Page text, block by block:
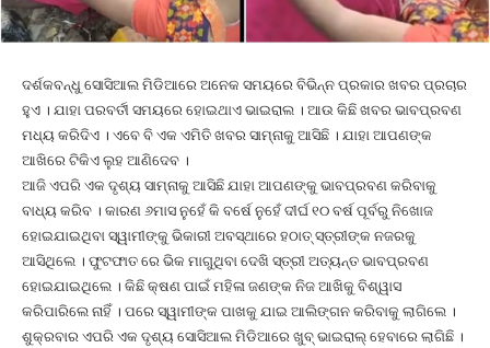
ଦର୍ଶକବନ୍ଧୁ ସୋସିଆଲ ମିଡିଆରେ ଅନେକ ସମୟରେ ବିଭିନ୍ନ ପ୍ରକାର ଖବର ପ୍ରଚାର
ହୁଏ । ଯାହା ପରବର୍ତୀ ସମୟରେ ହୋଇଥାଏ ଭାଇରାଲ । ଆଉ କିଛି ଖବର ଭାବପ୍ରବଣ
ମଧ୍ୟ କରିଦିଏ । ଏବେ ବି ଏକ ଏମିତି ଖବର ସାମ୍ନାକୁ ଆସିଛି । ଯାହା ଆପଣଙ୍କ
ଆଖିରେ ଟିକିଏ ଲୁହ ଆଣିଦେବ ।
ଆଜି ଏପରି ଏକ ଦୃଶ୍ୟ ସାମ୍ନାକୁ ଆସିଛି ଯାହା ଆପଣଙ୍କୁ ଭାବପ୍ରବଣ କରିବାକୁ
ବାଧ୍ୟ କରିବ । କାରଣ ୬ମାସ ନୁହେଁ କି ବର୍ଷେ ନୁହେଁ ଦୀର୍ଘ ୧୦ ବର୍ଷ ପୂର୍ବରୁ ନିଖୋଜ
ହୋଇଯାଇଥିବା ସ୍ୱାମୀଙ୍କୁ ଭିକାରୀ ଅବସ୍ଥାରେ ହଠାତ୍ ସ୍ତ୍ରୀଙ୍କ ନଜରକୁ
ଆସିଥିଲେ । ଫୁଟଫାତ ରେ ଭିକ ମାଗୁଥିବା ଦେଖି ସ୍ତ୍ରୀ ଅତ୍ୟନ୍ତ ଭାବପ୍ରବଣ
ହୋଇଯାଇଥିଲେ । କିଛି କ୍ଷଣ ପାଇଁ ମହିଳା ଜଣଙ୍କ ନିଜ ଆଖିକୁ ବିଶ୍ୱାସ
କରିପାରିଲେ ନାହିଁ । ପରେ ସ୍ୱାମୀଙ୍କ ପାଖକୁ ଯାଇ ଆଲିଙ୍ଗନ କରିବାକୁ ଲାଗିଲେ ।
ଶୁକ୍ରବାର ଏପରି ଏକ ଦୃଶ୍ୟ ସୋସିଆଲ ମିଡିଆରେ ଖୁବ୍ ଭାଇରାଲ୍ ହେବାରେ ଲାଗିଛି ।